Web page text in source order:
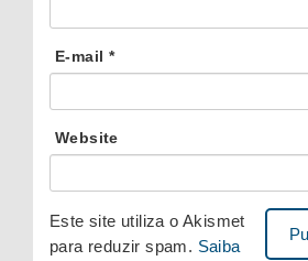
E-mail *
Website
Este site utiliza o Akismet
para reduzir spam. Saiba